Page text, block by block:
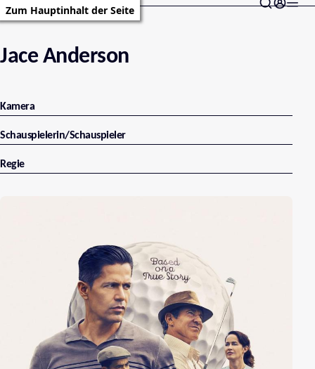
Zum Hauptinhalt der Seite
Jace Anderson
Kamera
Schauspielerin/Schauspieler
Regie